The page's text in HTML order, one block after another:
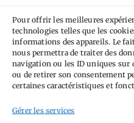
Pour offrir les meilleures
technologies telles que les
informations des appareils. Le
nous permettra de traiter des
navigation ou les ID uniques sur
ou de retirer son consentement
certaines caractéristiques et
Gérer les services
Fondé(e) sur une
Tags